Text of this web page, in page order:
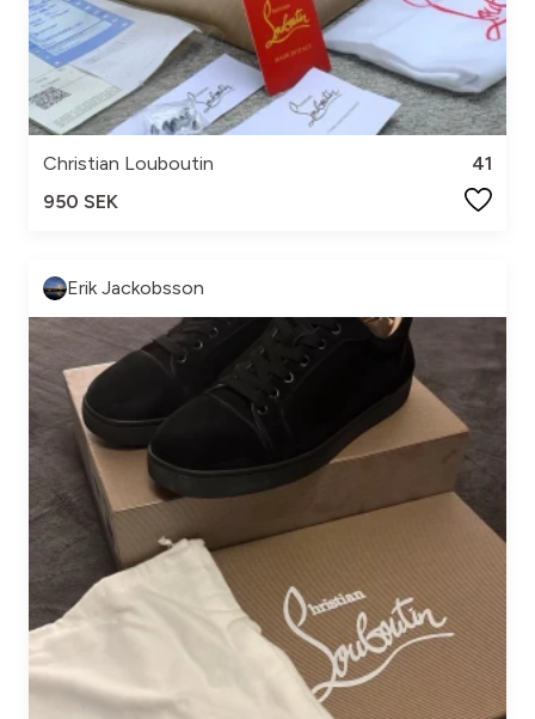
Christian Louboutin
41
950 SEK
Erik Jackobsson